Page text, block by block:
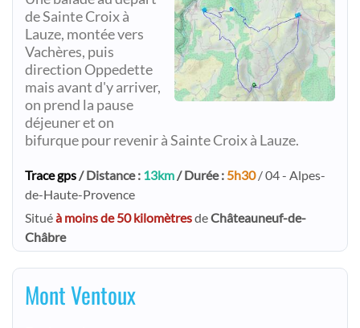
de Sainte Croix à
Lauze, montée vers
Vachères, puis
direction Oppedette
mais avant d'y arriver,
on prend la pause
déjeuner et on
bifurque pour revenir à Sainte Croix à Lauze.
Trace gps/ Distance : 13km/ Durée : 5h30/ 04 - Alpes-
de-Haute-Provence
Situéà moins de 50 kilomètresdeChâteauneuf-de-
Châbre
Mont Ventoux